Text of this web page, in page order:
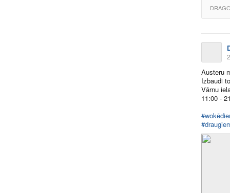
Austeru
Izbaudi
Vārnu
11:00 -